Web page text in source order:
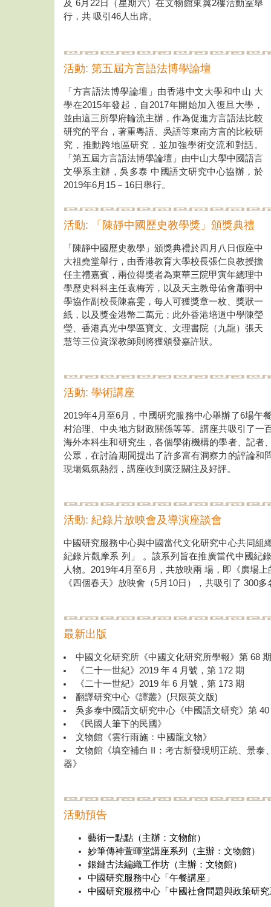
及 6月22日（星期六）在文物館東翼2樓活動室舉
行，共 吸引46人出席。
活動: 第五屆方言語法博學論壇
「方言語法博學論壇」由香港中文大學和中山 大
學在2015年發起，自2017年開始加入復旦大學，
並由這三所學府輪流主辦，作為促進方言語法比較
研究的平台，著重粵語、吳語等東南方言的比較研
究，推動跨地區研究，並加強學術交流和對話。
「第五屆方言語法博學論壇」由中山大學中國語言
文學系主辦，吳多泰 中國語文研究中心協辦，於
2019年6月15－16日舉行。
活動: 「陳靜中國歷史教學獎」頒獎典禮
「陳靜中國歷史教學」頒獎典禮於四月八日假座中
大祖堯堂舉行，由香港教育大學校長張仁良教授擔
任主禮嘉賓，兩位得獎者為東華三院甲寅年總理中
學歷史科科主任袁梅芳，以及天主教母佑會蕭明中
學協作副校長陳嘉雯，每人可獲獎章一枚、獎狀一
紙，以及獎金港幣二萬元；此外香港培道中學陳瑩
瑩、香港真光中學區寶文、文理書院（九龍）張天
慧等三位資深教師則將獲頒發嘉許狀。
活動: 學術講座
2019年4月至6月，中國研究服務中心舉辦了6場午
村治理、中央地方財政關係等等。講座共吸引了一
海外本科生和研究生，各個學術機構的學者、記者
公眾，在討論期間提出了許多富有洞察力的評論和
現場氣氛熱烈，講座收到廣泛關注及好評。
活動: 紀錄片放映會及導演座談會
中國研究服務中心與中國當代文化研究中心共同組
紀錄片觀摩系 列」 。該系列旨在推廣當代中國紀
人物。2019年4月至6月，共放映兩 場，即《廣場
《四個春天》放映會（5月10日），共吸引了 300多
最新出版
中國文化研究所《中國文化研究所學報》第 68 期
《二十一世紀》2019 年 4 月號，第 172 期
《二十一世紀》2019 年 6 月號，第 173 期
翻譯研究中心《譯叢》(只限英文版)
吳多泰中國語文研究中心《中國語文研究》第 40
《民國人筆下的民國》
文物館《雲行雨施：中國龍文物》
文物館《填空補白 II：考古新發現明正統、景泰
器》
活動預告
藝術一點點（主辦：文物館）
妙筆傳神萱暉堂講座系列（主辦：文物館）
銀鏈古法編織工作坊（主辦：文物館）
中國研究服務中心「午餐講座」
中國研究服務中心「中國社會問題與政策研